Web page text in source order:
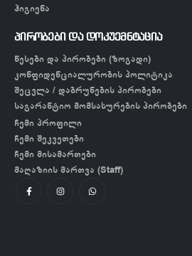
ჰიგიენა
პირობები და დოკუემნტაცია
წესები და პირობები (ზოგადი)
კონფიდენციალურობის პოლიტიკა
შეცვლა / დაბრუნების პირობები
საგარანტიო მომსახურების პირობები
ჩემი პროფილი
ჩემი შეკვეთები
ჩემი მისამართები
მაღაზიის მართვა (Staff)